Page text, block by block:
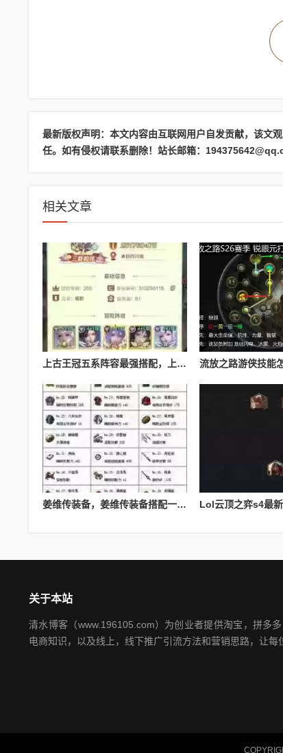
最新版权声明：本文内容由互联网用户自发贡献，该文
任。如有侵权请联系删除！站长邮箱：
相关文章
上古王冠五系阵容最强搭配，上古王冠五星排行
姜维传装备，姜维传装备搭配一览表最新
关于本站
清水博客（www.196105.com）为创业者提供淘宝，拼多
电商知识，以及线上，线下推广引流方法和营销思路，让每